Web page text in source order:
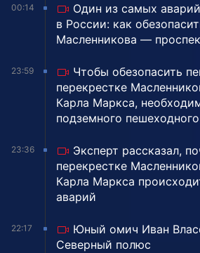
00:14
Один из самых
в России: как
Масленникова —
23:59
Чтобы обезопасить
перекрестке
Карла Маркса,
подземного
23:36
Эксперт рассказал,
перекрестке
Карла Маркса
аварий
22:17
Юный омич Иван
Северный полюс